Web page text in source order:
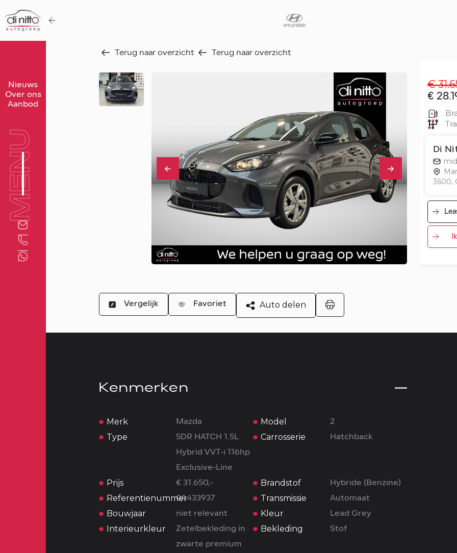
Nieuws
Over ons
Aanbod
MENU
Home
Nieuws
Aanbod
Vergelijk
Favorieten
Verkocht
Diensten
Fleet
Autoverhuur
Werkplaats
Contact
Direct contact
Terug naar overzicht Terug naar overzicht
Vergelijk Favoriet Auto delen
Kenmerken
Merk Mazda Model 2
Type
5DR HATCH 1.5L
Hybrid VVT-i 116hp
Exclusive-Line
Carrosserie Hatchback
Prijs € 31.650,- Brandstof Hybride (Benzine)
Referentienummer0A433937 Transmissie Automaat
Bouwjaar niet relevant Kleur Lead Grey
Interieurkleur
Zetelbekleding in
zwarte premium
Bekleding Stof
€
€
Di
3600,